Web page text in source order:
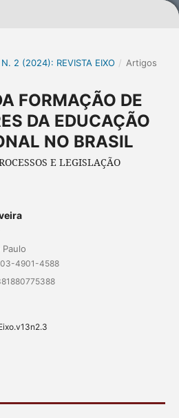
2 (2024): REVISTA EIXO / Artigos
FORMAÇÃO DE
DA EDUCAÇÃO
NO BRASIL
E LEGISLAÇÃO
4901-4588